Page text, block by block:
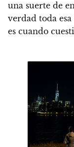
una suerte de
verdad toda
es cuando